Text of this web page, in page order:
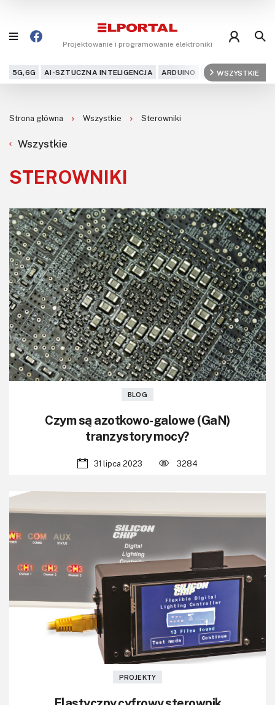
Projektowanie i programowanie elektroniki
5G,6G AI-SZTUCZNA INTELIGENCJA ARDUINO ARM AUDIO
WSZYSTKIE
DIY+
Czytelnia
Dla Ciebie
KITy AVT
Kontakt
Newsletter
Magazyny
Do pobrania
Strona główna Wszystkie Sterowniki
Wszystkie
STEROWNIKI
BLOG
Czym są azotkowo-galowe (GaN)
tranzystory mocy?
31 lipca 2023 3284
PROJEKTY